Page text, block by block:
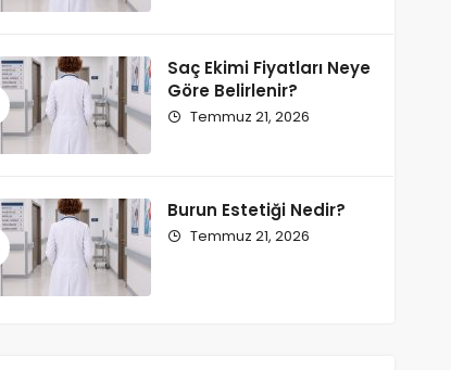
Saç Ekimi Fiyatları Neye
Göre Belirlenir?
Temmuz 21, 2026
Burun Estetiği Nedir?
Temmuz 21, 2026